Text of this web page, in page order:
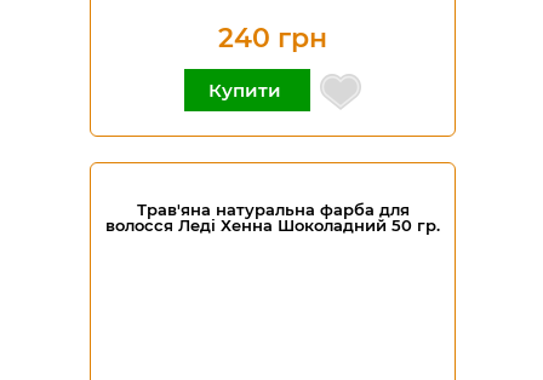
240 грн
Купити
Трав'яна натуральна фарба для
волосся Леді Хенна Шоколадний 50 гр.